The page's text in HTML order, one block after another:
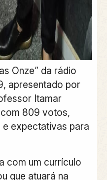
Onze” da rádio
apresentado por
Itamar
809 votos,
expectativas para
com um currículo
que atuará na